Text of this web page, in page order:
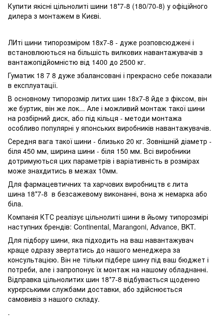
Купити якісні цільнолиті шини 18*7-8 (180/70-8) у офіційного
дилера з монтажем в Києві.
ЛИті шини типорозміром 18х7-8 - дуже розповсюджені і
встановлюються на більшість вилкових навантажувачів з
вантажопідйомністю від 1400 до 2500 кг.
Гуматик 18 7 8 дуже збалансовані і прекрасно себе показали
в експлуатації.
В основному типорозмір литих шин 18x7-8 йде з фіксом, він
же буртик, він же лок... Але і можливий монтаж такої шини
на розбірний диск, або під кільця - методи монтажа
особливо популярні у японських виробників навантажувачів.
Середня вага такої шини - близько 20 кг. Зовнішній діаметр -
біля 450 мм, ширина шини - біля 150 мм. Всі виробники
дотримуються цих параметрів і варіативність в розмірах
може знахдитись в межах 10мм.
Для фармацевтичних та харчових виробництв є лита
шина 18*7-8 в безсажевому виконанні, вона ж немарка або
біла.
Компанія КТС реалізує цільнолиті шини в йьому типорозмірі
наступних брендів: Continental, Marangoni, Advance, BKT.
Для підбору шини, яка підходить на ваш навантажувач
краще одразу звертатись до нашого менеджера за
консультацією. Він не тільки підбере шину під ваш бюджет і
потреби, але і запропонує їх монтаж на нашому обладнанні.
Відправка цільнолитих шин 18*7-8 відбувається щоденно
курєрськими службами доставки, або здійснюється
самовивіз з нашого складу.
.